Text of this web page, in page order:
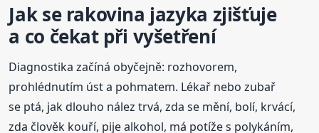
Jak se rakovina jazyka zjišťuje
a co čekat při vyšetření
Diagnostika začíná obyčejně: rozhovorem,
prohlédnutím úst a pohmatem. Lékař nebo zubař
se ptá, jak dlouho nález trvá, zda se mění, bolí, krvácí,
zda člověk kouří, pije alkohol, má potíže s polykáním,